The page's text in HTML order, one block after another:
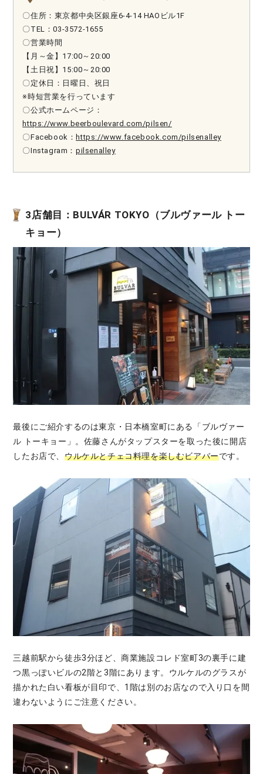
〇住所：東京都中央区銀座6-4-14 HAOビル1F
〇TEL：03-3572-1655
〇営業時間
【月～金】17:00～20:00
【土日祝】15:00～20:00
〇定休日：日曜日、祝日
※時短営業を行っています
〇公式ホームページ：
https://www.beerboulevard.com/pilsen/
〇Facebook：https://www.facebook.com/pilsenalley
〇Instagram： pilsenalley
3店舗目：BULVÁR TOKYO（ブルヴァール トー
キョー）
最後にご紹介するのは東京・日本橋室町にある「ブルヴァー
ル トーキョー」。佐藤さんがタップスターを取った後に開店
したお店で、 ウルケルとチェコ料理を楽しむビアバーです。
三越前駅から徒歩3分ほど、商業施設コレド室町3の裏手に建
つ黒っぽいビルの2階と3階にあります。ウルケルのグラスが
描かれた白い看板が目印で、1階は別のお店なので入り口を間
違わないようにご注意ください。